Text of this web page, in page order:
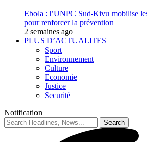
Ebola : l’UNPC Sud-Kivu mobilise
pour renforcer la prévention
2 semaines ago
PLUS D’ACTUALITES
Sport
Environnement
Culture
Economie
Justice
Securité
Notification